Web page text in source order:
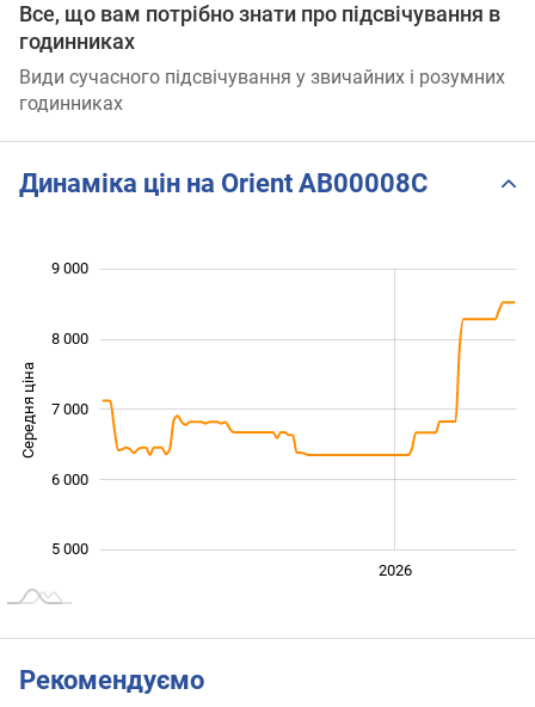
Все, що вам потрібно знати про підсвічування в
годинниках
Види сучасного підсвічування у звичайних і розумних
годинниках
Динаміка цін на Orient AB00008C
Середня ціна 5 000
5 000
6 000
7 000
8 000
9 000
2026
Рекомендуємо